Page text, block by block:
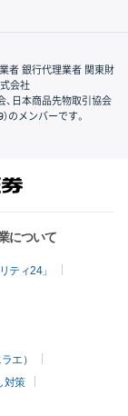
者 銀行代理業者 関東財
会社
、日本商品先物取引協会
のメンバーです。
について
ティ24」
エ）
対策